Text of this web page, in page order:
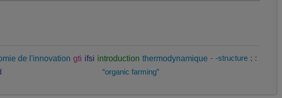
de l'innovation gti ifsi introduction thermodynamique - -structure ; :
“organic farming”